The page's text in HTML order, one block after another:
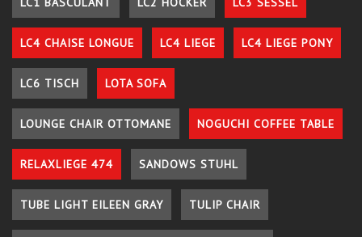
LC4 CHAISE LONGUE LC4 LIEGE LC4 LIEGE PONY
LC6 TISCH LOTA SOFA
LOUNGE CHAIR OTTOMANE NOGUCHI COFFEE TABLE
RELAXLIEGE 474 SANDOWS STUHL
TUBE LIGHT EILEEN GRAY TULIP CHAIR